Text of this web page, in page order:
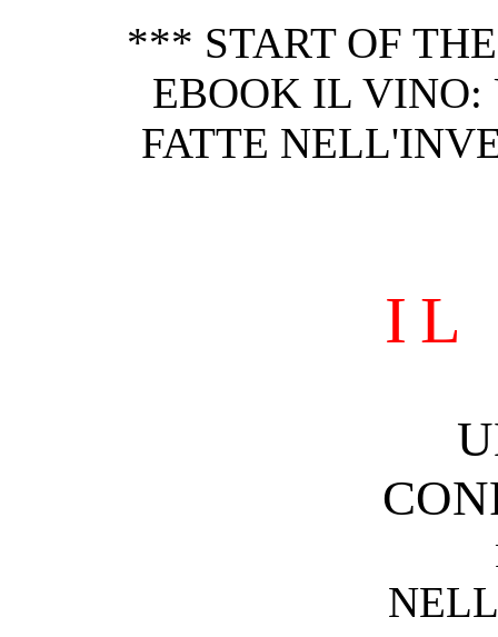
*** START OF
EBOOK IL VINO:
FATTE
IL